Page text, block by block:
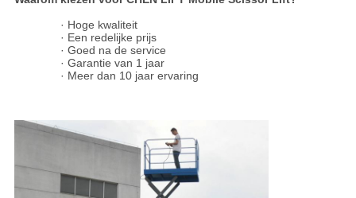
· Hoge kwaliteit
· Een redelijke prijs
· Goed na de service
· Garantie van 1 jaar
· Meer dan 10 jaar ervaring